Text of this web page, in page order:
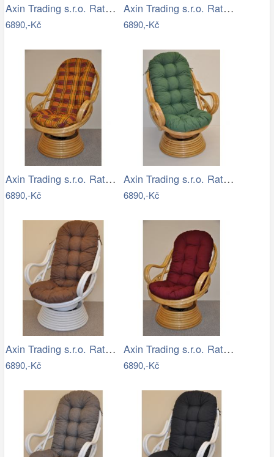
Axin Trading s.r.o. Ratanové houpací…
6890,-Kč
Axin Trading s.r.o. Ratanové houpací…
6890,-Kč
Axin Trading s.r.o. Ratanové houpací…
6890,-Kč
Axin Trading s.r.o. Ratanové houpací…
6890,-Kč
Axin Trading s.r.o. Ratanové houpací…
6890,-Kč
Axin Trading s.r.o. Ratanové houpací…
6890,-Kč